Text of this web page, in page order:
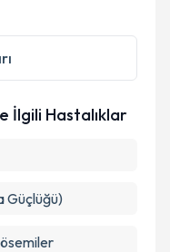
İlgili Hastalıklar
Güçlüğü)